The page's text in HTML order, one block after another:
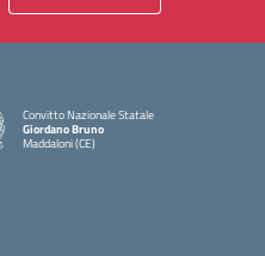
Convitto Nazionale Statale
Giordano Bruno
Maddaloni (CE)